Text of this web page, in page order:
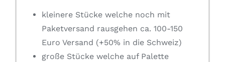
kleinere Stücke welche noch mit
Paketversand rausgehen ca. 100-150
Euro Versand (+50% in die Schweiz)
große Stücke welche auf Palette